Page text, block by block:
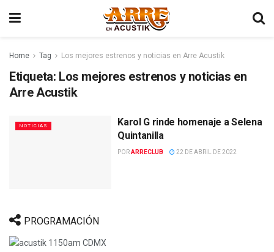
Home Tag Los mejores estrenos y noticias en Arre Acustik
Etiqueta: Los mejores estrenos y noticias en
Arre Acustik
NOTICIAS
Karol G rinde homenaje a Selena
Quintanilla
PORARRECLUB 22 DE ABRIL DE 2022
PROGRAMACIÓN